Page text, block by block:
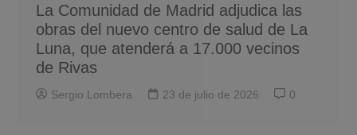
La Comunidad de Madrid adjudica las
obras del nuevo centro de salud de La
Luna, que atenderá a 17.000 vecinos
de Rivas
Sergio Lombera 23 de julio de 2026 0